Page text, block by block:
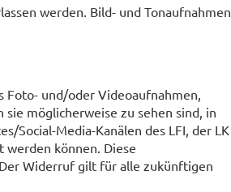
werden. Bild- und Tonaufnahmen
und/oder Videoaufnahmen,
möglicherweise zu sehen sind, in
Social-Media-Kanälen des LFI, der LK
können. Diese
Widerruf gilt für alle zukünftigen